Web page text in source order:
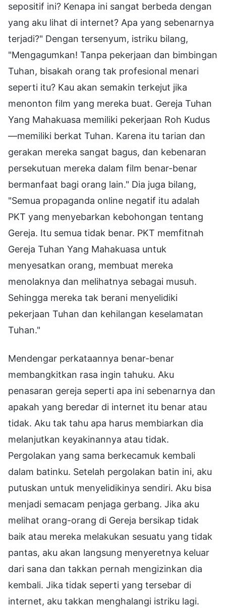
sepositif ini? Kenapa ini sangat berbeda dengan
yang aku lihat di internet? Apa yang sebenarnya
terjadi?" Dengan tersenyum, istriku bilang,
"Mengagumkan! Tanpa pekerjaan dan bimbingan
Tuhan, bisakah orang tak profesional menari
seperti itu? Kau akan semakin terkejut jika
menonton film yang mereka buat. Gereja Tuhan
Yang Mahakuasa memiliki pekerjaan Roh Kudus
—memiliki berkat Tuhan. Karena itu tarian dan
gerakan mereka sangat bagus, dan kebenaran
persekutuan mereka dalam film benar-benar
bermanfaat bagi orang lain." Dia juga bilang,
"Semua propaganda online negatif itu adalah
PKT yang menyebarkan kebohongan tentang
Gereja. Itu semua tidak benar. PKT memfitnah
Gereja Tuhan Yang Mahakuasa untuk
menyesatkan orang, membuat mereka
menolaknya dan melihatnya sebagai musuh.
Sehingga mereka tak berani menyelidiki
pekerjaan Tuhan dan kehilangan keselamatan
Tuhan."
Mendengar perkataannya benar-benar
membangkitkan rasa ingin tahuku. Aku
penasaran gereja seperti apa ini sebenarnya dan
apakah yang beredar di internet itu benar atau
tidak. Aku tak tahu apa harus membiarkan dia
melanjutkan keyakinannya atau tidak.
Pergolakan yang sama berkecamuk kembali
dalam batinku. Setelah pergolakan batin ini, aku
putuskan untuk menyelidikinya sendiri. Aku bisa
menjadi semacam penjaga gerbang. Jika aku
melihat orang-orang di Gereja bersikap tidak
baik atau mereka melakukan sesuatu yang tidak
pantas, aku akan langsung menyeretnya keluar
dari sana dan takkan pernah mengizinkan dia
kembali. Jika tidak seperti yang tersebar di
internet, aku takkan menghalangi istriku lagi.